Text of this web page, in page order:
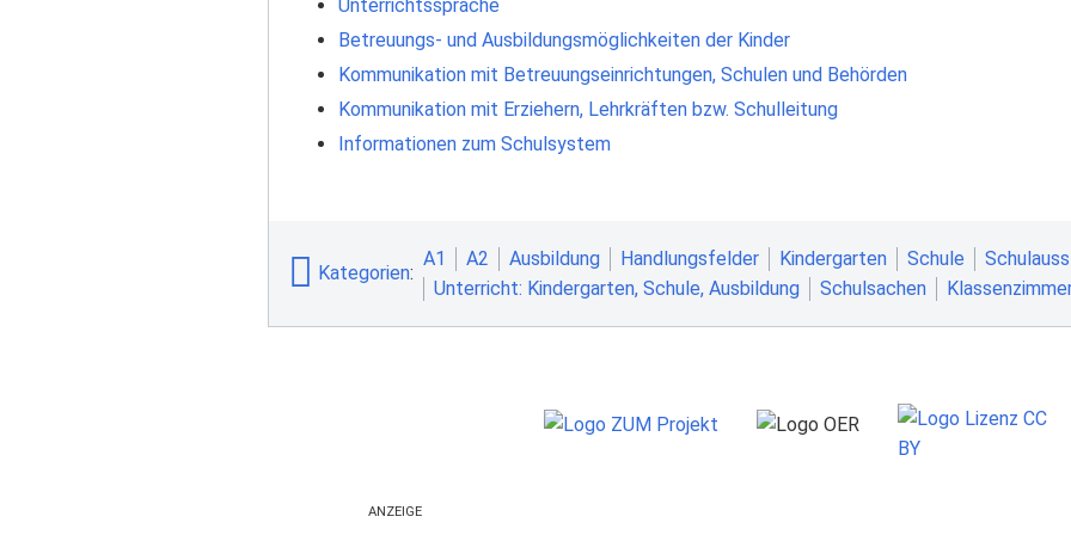
Unterrichtssprache
Betreuungs- und Ausbildungsmöglichkeiten der Kinder
Kommunikation mit Betreuungseinrichtungen, Schulen und Behörden
Kommunikation mit Erziehern, Lehrkräften bzw. Schulleitung
Informationen zum Schulsystem
Kategorien:
A1 A2 Ausbildung Handlungsfelder Kindergarten Schule
Unterricht: Kindergarten, Schule, Ausbildung
Schulsachen
ANZEIGE